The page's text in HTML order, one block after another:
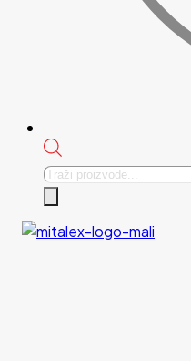
Products
search